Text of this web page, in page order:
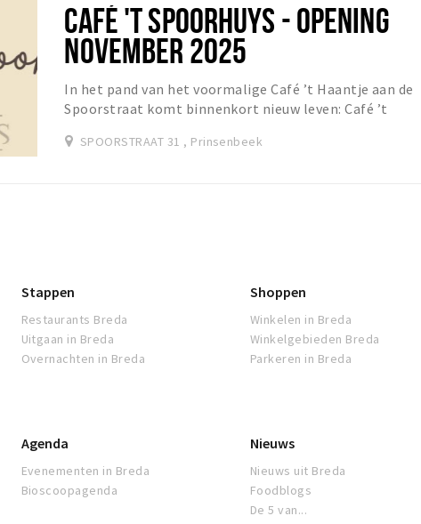
CAFÉ 'T SPOORHUYS - OPENING
NOVEMBER 2025
In het pand van het voormalige Café ’t Haantje aan de
Spoorstraat komt binnenkort nieuw leven: Café ’t
SPOORSTRAAT 31 , Prinsenbeek
Stappen
Restaurants Breda
Uitgaan in Breda
Overnachten in Breda
Shoppen
Winkelen in Breda
Winkelgebieden Breda
Parkeren in Breda
Agenda
Evenementen in Breda
Bioscoopagenda
Nieuws
Nieuws uit Breda
Foodblogs
De 5 van...